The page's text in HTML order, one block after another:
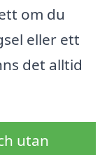
om du
eller ett
det alltid
utan